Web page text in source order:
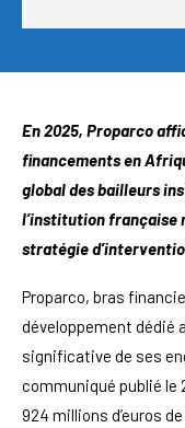
En 2025, Proparco
financements en
global des bailleurs
l’institution française
stratégie
Proparco, bras
développement dédié
significative de ses
communiqué publié le
924 millions d’euros